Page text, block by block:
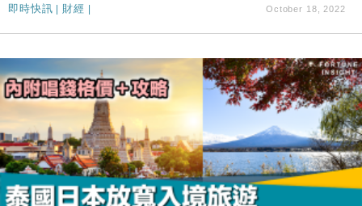
即時快訊 | 財經 | October 18, 2022